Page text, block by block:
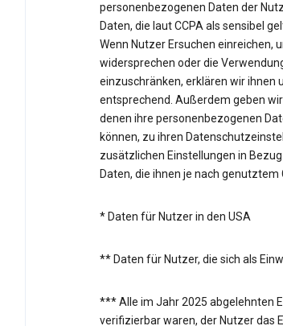
personenbezogenen Daten der
Daten, die laut CCPA als sensibel
Wenn Nutzer Ersuchen einreichen,
widersprechen oder die
einzuschränken, erklären wir ihnen
entsprechend. Außerdem geben
denen ihre personenbezogenen
können, zu ihren
zusätzlichen Einstellungen in
Daten, die ihnen je nach
* Daten für Nutzer in den USA
** Daten für Nutzer, die sich als
*** Alle im Jahr 2025 abgelehnten
verifizierbar waren, der Nutzer das